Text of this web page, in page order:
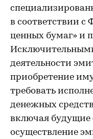
в соответствии
ценных бумаг» и
деятельности
приобретение
требовать
денежных
включая будущие
осуществление